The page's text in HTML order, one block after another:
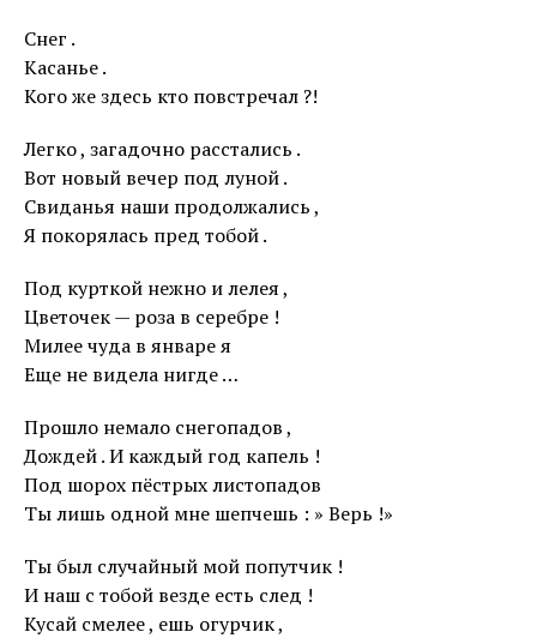
Снег .
Касанье .
Кого же здесь кто повстречал ?!
Легко , загадочно расстались .
Вот новый вечер под луной .
Свиданья наши продолжались ,
Я покорялась пред тобой .
Под курткой нежно и лелея ,
Цветочек — роза в серебре !
Милее чуда в январе я
Еще не видела нигде …
Прошло немало снегопадов ,
Дождей . И каждый год капель !
Под шорох пёстрых листопадов
Ты лишь одной мне шепчешь : » Верь !»
Ты был случайный мой попутчик !
И наш с тобой везде есть след !
Кусай смелее , ешь огурчик ,